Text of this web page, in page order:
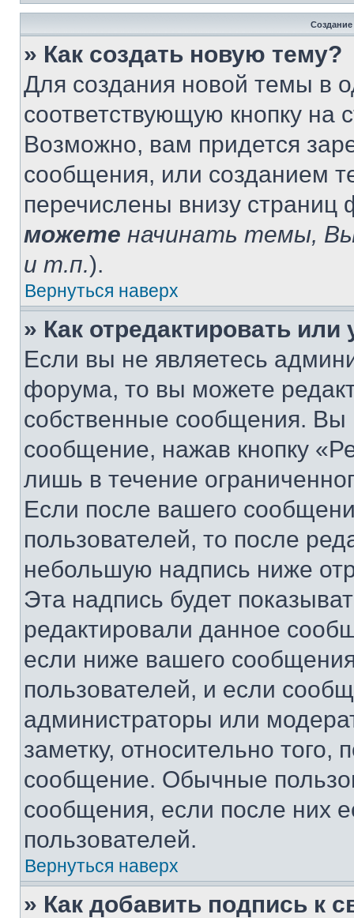
» Как создать новую тему?
Для создания новой темы в
соответствующую кнопку
Возможно, вам придется
сообщения, или созданием
перечислены внизу
можете начинать темы,
и т.п.).
Вернуться наверх
» Как отредактировать
Если вы не являетесь
форума, то вы можете
собственные сообщения. Вы
сообщение, нажав кнопку
лишь в течение
Если после вашего
пользователей, то после
небольшую надпись ниже
Эта надпись будет
редактировали данное
если ниже вашего
пользователей, и если
администраторы или
заметку, относительно
сообщение. Обычные
сообщения, если после них
пользователей.
Вернуться наверх
» Как добавить подпись к